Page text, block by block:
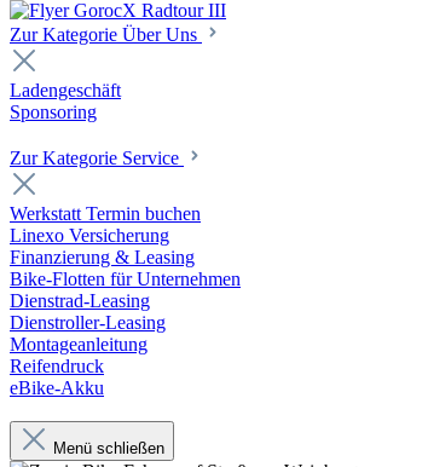
Zur Kategorie Über Uns
Ladengeschäft
Sponsoring
Zur Kategorie Service
Werkstatt Termin buchen
Linexo Versicherung
Finanzierung & Leasing
Bike-Flotten für Unternehmen
Dienstrad-Leasing
Dienstroller-Leasing
Montageanleitung
Reifendruck
eBike-Akku
Menü schließen